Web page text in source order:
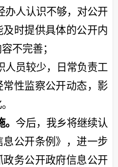
办人认识不够，对公开
时提供具体的公开内
不完善；
人员较少，日常负责工
性监察公开动态，影
今后，我乡将继续认
公开条例》，进一步
务公开政府信息公开